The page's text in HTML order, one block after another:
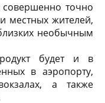
совершенно точно
местных жителей,
необычным
будет и в
в аэропорту,
а также